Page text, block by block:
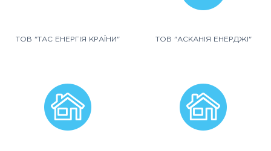
ТОВ "ТАС ЕНЕРГІЯ КРАЇНИ" ТОВ "АСКАНІЯ ЕНЕРДЖІ"